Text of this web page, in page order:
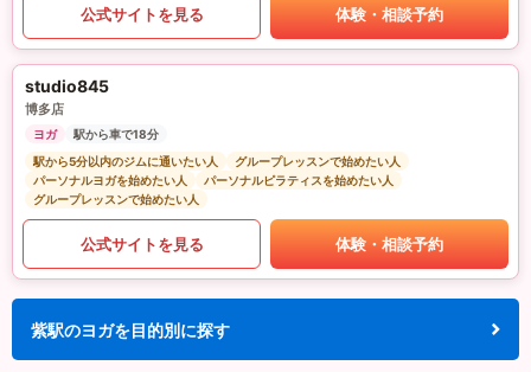
公式サイトを見る 体験・相談予約
studio845
博多店
ヨガ
駅から車で18分
駅から5分以内のジムに通いたい人
グループレッスンで始めたい人
パーソナルヨガを始めたい人
パーソナルピラティスを始めたい人
グループレッスンで始めたい人
公式サイトを見る 体験・相談予約
紫駅のヨガを目的別に探す